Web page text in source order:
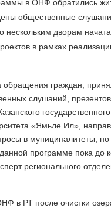
в ОНФ обратились
общественные
дворам
в рамках
обращения граждан,
слушаний,
«Ямьле Ил»,
в муниципалитеты, но
программе пока до
регионального
в РТ после очистки